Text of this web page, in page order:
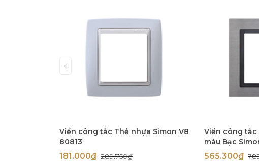
Viền công tắc Thẻ nhựa Simon V8
80813
181.000₫ 289.750₫
Viền công tắc
màu Bạc
565.300₫